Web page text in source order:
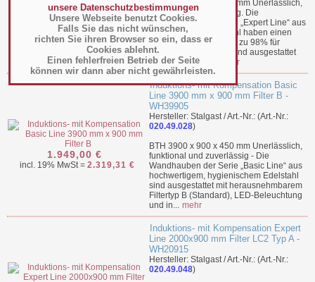
unsere Datenschutzbestimmungen
Unsere Webseite benutzt Cookies.
Falls Sie das nicht wünschen,
richten Sie ihren Browser so ein, dass er
Cookies ablehnt.
Einen fehlerfreien Betrieb der Seite
können wir dann aber nicht gewährleisten.
1.909,00 €
incl. 19% MwSt =2.271,71 €
BTH 1900 x 900 x 450 mm Unerlässlich,
effizient und zuverlässig. Die
Wandhauben der Serie „Expert Line“ aus
hochwertigem Edelstahl haben einen
Abscheidegrad von bis zu 98% für
Partikel bis 6 µm und sind ausgestattet
mit herausnehm...
mehr
1.949,00 €
incl. 19% MwSt = 2.319,31 €
Induktions- mit Kompensation Basic
Line 3900 mm x 900 mm Filter B -
WH39905
Hersteller: Stalgast / Art.-Nr.: (Art.-Nr.:
020.49.028)
BTH 3900 x 900 x 450 mm Unerlässlich,
funktional und zuverlässig - Die
Wandhauben der Serie „Basic Line“ aus
hochwertigem, hygienischem Edelstahl
sind ausgestattet mit herausnehmbarem
Filtertyp B (Standard), LED-Beleuchtung
und in... mehr
Induktions- mit Kompensation Expert
Line 2000x900 mm Filter LC2 Typ A -
WH20915
Hersteller: Stalgast / Art.-Nr.: (Art.-Nr.:
020.49.048)